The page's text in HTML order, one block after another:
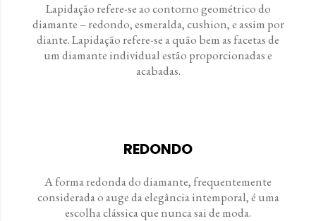
Lapidação refere-se ao contorno geométrico do
diamante – redondo, esmeralda, cushion, e assim por
diante. Lapidação refere-se a quão bem as facetas de
um diamante individual estão proporcionadas e
acabadas.
REDONDO
A forma redonda do diamante, frequentemente
considerada o auge da elegância intemporal, é uma
escolha clássica que nunca sai de moda.